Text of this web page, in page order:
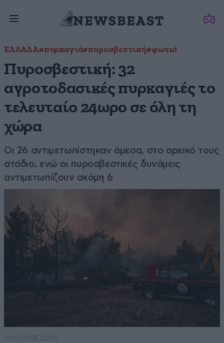
ΕΛΛΑΔΑ#πυρκαγιά#πυροσβεστική#φωτιά
Πυροσβεστική: 32
αγροτοδασικές πυρκαγιές το
τελευταίο 24ωρο σε όλη τη
χώρα
Οι 26 αντιμετωπίστηκαν άμεσα, στο αρχικό τους
στάδιο, ενώ οι πυροσβεστικές δυνάμεις
αντιμετωπίζουν ακόμη 6
30·07·2025 20:25